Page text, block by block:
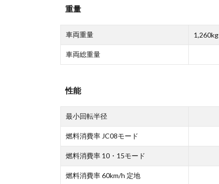
重量
車両重量 1,260kg
車両総重量
性能
最小回転半径
燃料消費率 JC08モード
燃料消費率 10・15モード
燃料消費率 60km/h 定地